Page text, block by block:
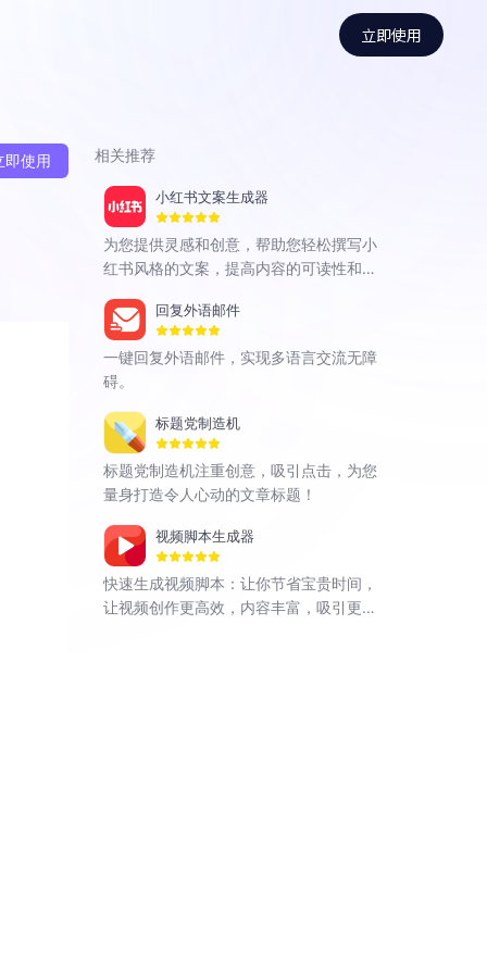
立即使用
即使用 相关推荐
小红书文案生成器
为您提供灵感和创意，帮助您轻松撰写小
红书风格的文案，提高内容的可读性和传
回复外语邮件
一键回复外语邮件，实现多语言交流无障
碍。
标题党制造机
标题党制造机注重创意，吸引点击，为您
量身打造令人心动的文章标题！
视频脚本生成器
快速生成视频脚本：让你节省宝贵时间，
让视频创作更高效，内容丰富，吸引更多